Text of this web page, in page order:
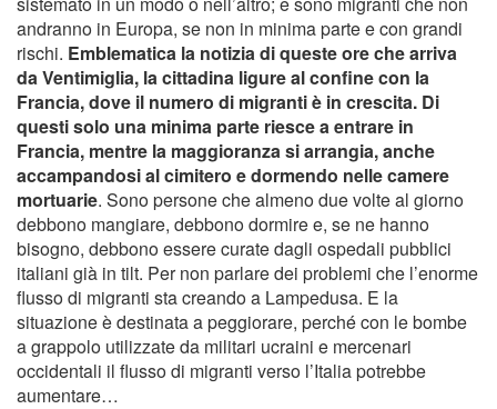
andranno in Europa, se non in minima parte e con grandi
rischi. Emblematica la notizia di queste ore che arriva
da Ventimiglia, la cittadina ligure al confine con la
Francia, dove il numero di migranti è in crescita. Di
questi solo una minima parte riesce a entrare in
Francia, mentre la maggioranza si arrangia, anche
accampandosi al cimitero e dormendo nelle camere
mortuarie. Sono persone che almeno due volte al giorno
debbono mangiare, debbono dormire e, se ne hanno
bisogno, debbono essere curate dagli ospedali pubblici
italiani già in tilt. Per non parlare dei problemi che l’enorme
flusso di migranti sta creando a Lampedusa. E la
situazione è destinata a peggiorare, perché con le bombe
a grappolo utilizzate da militari ucraini e mercenari
occidentali il flusso di migranti verso l’Italia potrebbe
aumentare…